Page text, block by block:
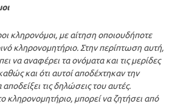
κληρονόμοι, με αίτηση οποιουδήποτε
κληρονομητήριο. Στην περίπτωση αυτή,
να αναφέρει τα ονόματα και τις μερίδες
και ότι αυτοί αποδέχτηκαν την
τις δηλώσεις του αυτές.
κληρονομητήριο, μπορεί να ζητήσει από